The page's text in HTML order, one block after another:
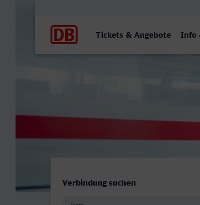
Tickets & Angebote Info
Lüdenscheid - Mülheim
Verbindung suchen